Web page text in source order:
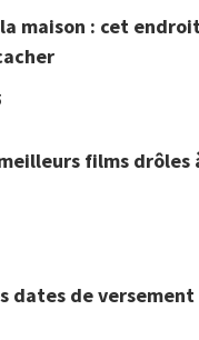
maison : cet
films drôles
dates de versement